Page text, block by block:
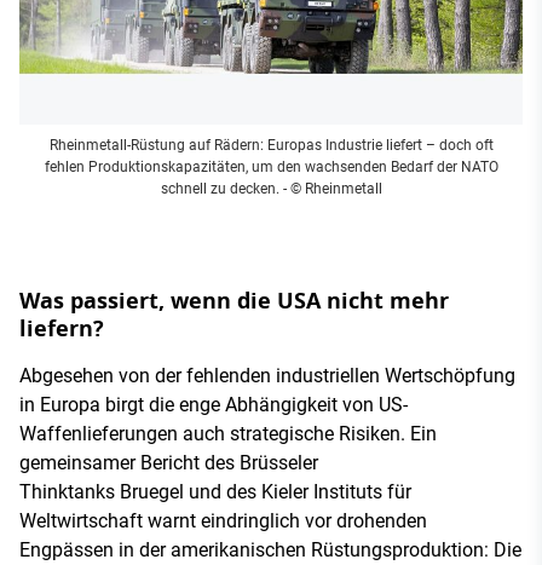
Rheinmetall-Rüstung auf Rädern: Europas Industrie liefert – doch oft
fehlen Produktionskapazitäten, um den wachsenden Bedarf der NATO
schnell zu decken. - © Rheinmetall
Was passiert, wenn die USA nicht mehr
liefern?
Abgesehen von der fehlenden industriellen Wertschöpfung
in Europa birgt die enge Abhängigkeit von US-
Waffenlieferungen auch strategische Risiken. Ein
gemeinsamer Bericht des Brüsseler
Thinktanks Bruegel und des Kieler Instituts für
Weltwirtschaft warnt eindringlich vor drohenden
Engpässen in der amerikanischen Rüstungsproduktion: Die